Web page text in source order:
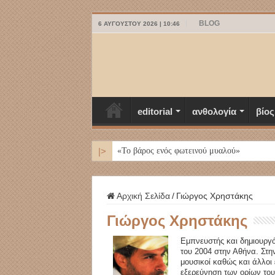
6 ΑΥΓΟΎΣΤΟΥ 2026 | 10:46 BLOG
editorial ανθολογία βίος
|> ΜΥΚΟΝΟΣ
Αρχική Σελίδα / Γιώργος Χρηστάκης
Γιώργος Χρηστάκης
Εμπνευστής και
του 2004 στην Αθήνα.
μουσικοί καθώς και
εξερεύνηση των ορίων